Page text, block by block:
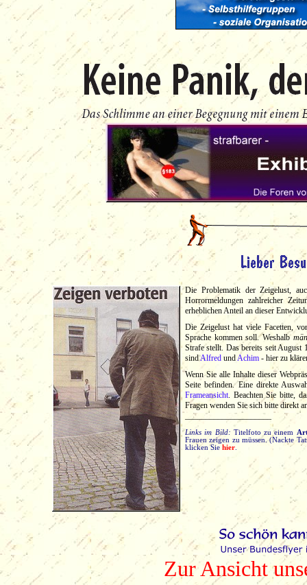
Die Problematik der Zeigelust,
Horrormeldungen zahlreicher
erheblichen Anteil an dieser
Die Zeigelust hat viele Facetten,
Sprache kommen soll. Weshalb
Strafe stellt. Das bereits seit August
sindAlfred undAchim - hier zu
Wenn Sie alle Inhalte dieser
Seite befinden. Eine direkte
Frameansicht. Beachten Sie bitte,
Fragen wenden Sie sich bitte direkt
_____________________
Links im Bild: Titelfoto zu einem
Frauen zeigen zu müssen. (Nackte
klicken Sie hier
Zur Ansicht